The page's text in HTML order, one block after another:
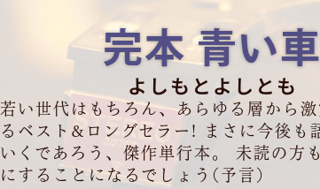
完本 青い車
よしもとよしとも
若い世代はもちろん、あらゆる層から
るベスト&ロングセラー! まさに今後も
いくであろう、傑作単行本。 未読の方
にすることになるでしょう(予言)